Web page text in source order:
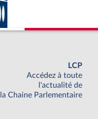
LCP
Accédez à toute
l'actualité de
la Chaine Parlementaire